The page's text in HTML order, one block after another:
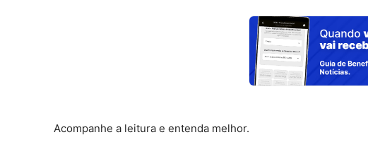
Acompanhe a leitura e entenda melhor.